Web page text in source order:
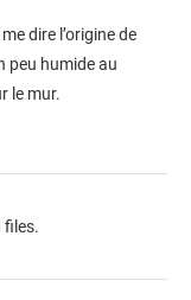
dire l’origine de
peu humide au
le mur.
files.